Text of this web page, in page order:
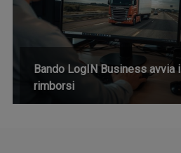
Bando LogIN Business avvia i
rimborsi